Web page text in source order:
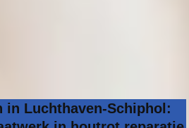
in Luchthaven-Schiphol: